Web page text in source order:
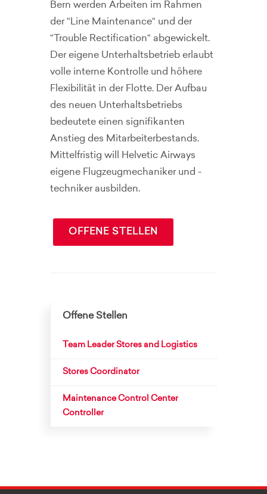
Bern werden Arbeiten im Rahmen
der “Line Maintenance“ und der
“Trouble Rectification“ abgewickelt.
Der eigene Unterhaltsbetrieb erlaubt
volle interne Kontrolle und höhere
Flexibilität in der Flotte. Der Aufbau
des neuen Unterhaltsbetriebs
bedeutete einen signifikanten
Anstieg des Mitarbeiterbestands.
Mittelfristig will Helvetic Airways
eigene Flugzeugmechaniker und -
techniker ausbilden.
OFFENE STELLEN
Offene Stellen
Team Leader Stores and Logistics
Stores Coordinator
Maintenance Control Center
Controller